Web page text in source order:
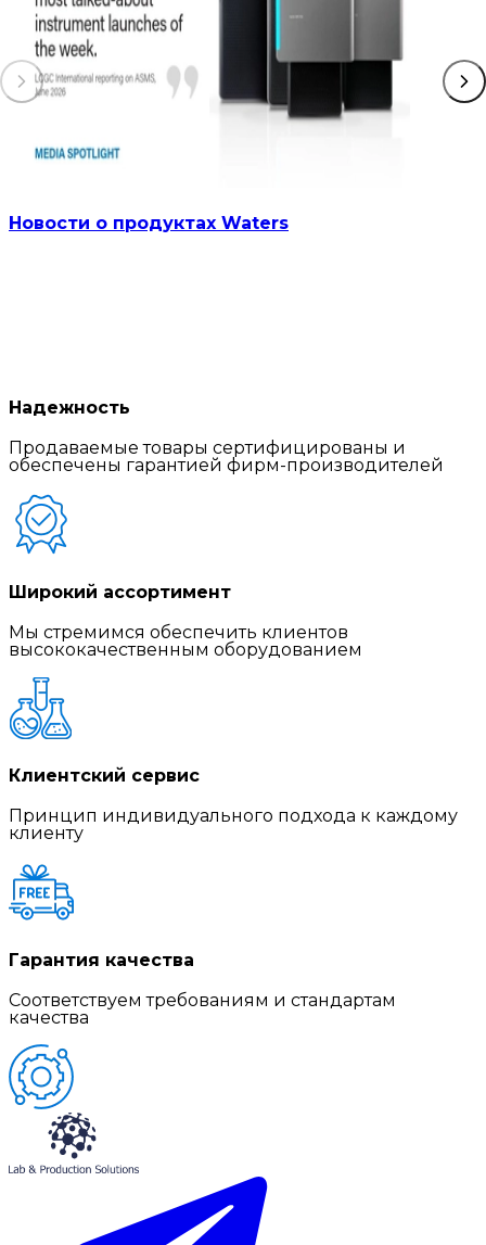
Новости о продуктах Waters
Надежность
Продаваемые товары сертифицированы и
обеспечены гарантией фирм-производителей
Широкий ассортимент
Мы стремимся обеспечить клиентов
высококачественным оборудованием
Клиентский сервис
Принцип индивидуального подхода к каждому
клиенту
Гарантия качества
Соответствуем требованиям и стандартам
качества